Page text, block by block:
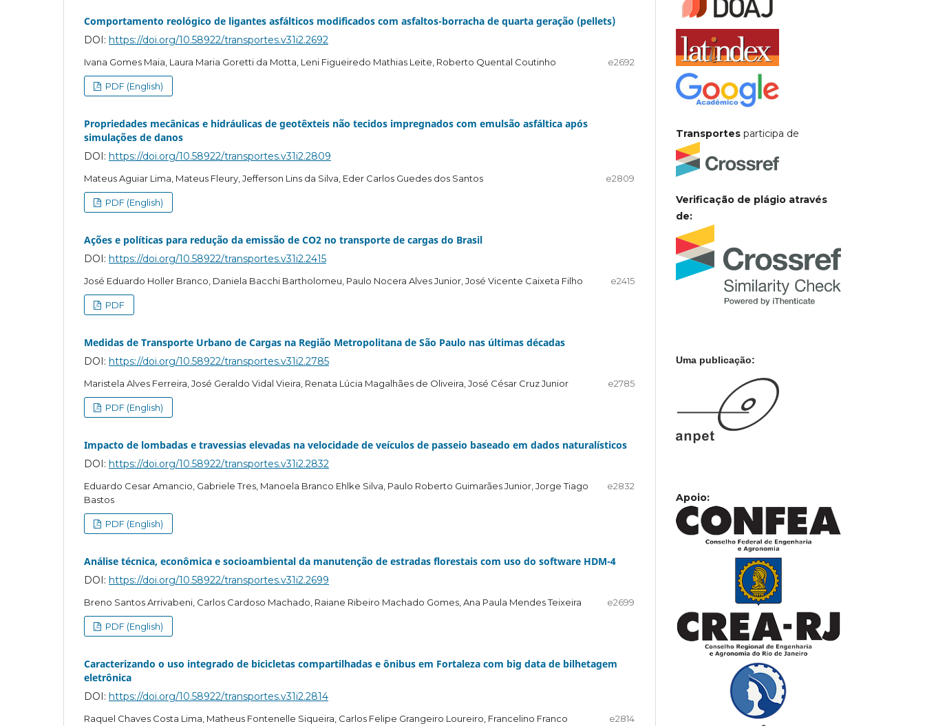
Comportamento reológico de ligantes asfálticos modificados com asfaltos-borracha de quarta geração (pellets)
DOI: https://doi.org/10.58922/transportes.v31i2.2692
Ivana Gomes Maia, Laura Maria Goretti da Motta, Leni Figueiredo Mathias Leite, Roberto Quental Coutinho e2692
PDF (English)
Propriedades mecânicas e hidráulicas de geotêxteis não tecidos impregnados com emulsão asfáltica após
simulações de danos
DOI: https://doi.org/10.58922/transportes.v31i2.2809
Mateus Aguiar Lima, Mateus Fleury, Jefferson Lins da Silva, Eder Carlos Guedes dos Santos e2809
PDF (English)
Ações e políticas para redução da emissão de CO2 no transporte de cargas do Brasil
DOI: https://doi.org/10.58922/transportes.v31i2.2415
José Eduardo Holler Branco, Daniela Bacchi Bartholomeu, Paulo Nocera Alves Junior, José Vicente Caixeta Filho e2415
PDF
Medidas de Transporte Urbano de Cargas na Região Metropolitana de São Paulo nas últimas décadas
DOI: https://doi.org/10.58922/transportes.v31i2.2785
Maristela Alves Ferreira, José Geraldo Vidal Vieira, Renata Lúcia Magalhães de Oliveira, José César Cruz Junior e2785
PDF (English)
Impacto de lombadas e travessias elevadas na velocidade de veículos de passeio baseado em dados naturalísticos
DOI: https://doi.org/10.58922/transportes.v31i2.2832
Eduardo Cesar Amancio, Gabriele Tres, Manoela Branco Ehlke Silva, Paulo Roberto Guimarães Junior, Jorge Tiago
Bastos
e2832
PDF (English)
Análise técnica, econômica e socioambiental da manutenção de estradas florestais com uso do software HDM-4
DOI: https://doi.org/10.58922/transportes.v31i2.2699
Breno Santos Arrivabeni, Carlos Cardoso Machado, Raiane Ribeiro Machado Gomes, Ana Paula Mendes Teixeira e2699
PDF (English)
Caracterizando o uso integrado de bicicletas compartilhadas e ônibus em Fortaleza com big data de bilhetagem
eletrônica
DOI: https://doi.org/10.58922/transportes.v31i2.2814
Raquel Chaves Costa Lima, Matheus Fontenelle Siqueira, Carlos Felipe Grangeiro Loureiro, Francelino Franco
e2814
Transportes participa de
Verificação de plágio através
de:
Uma publicação:
Apoio: